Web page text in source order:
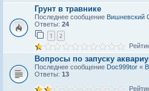
Грунт в травнике
Последнее сообщение Вишневский
Ответы: 24
1 2
Вопросы по запуску
Последнее сообщение Doc999tor «
Ответы: 13